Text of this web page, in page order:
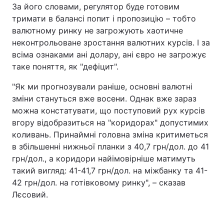
Техно і зв'язок Лайт
Зброя Інциденти
Здоров'я Туризм
Цікавинки
Екологія Регіони
Лонгріди
Відео з Youtube Статті
Інтерв'ю Думки
Архів Вакансії
За його словами, регулятор буде готовим
тримати в балансі попит і пропозицію – тобто
валютному ринку не загрожують хаотичне
неконтрольоване зростання валютних курсів. І за
всіма ознаками ані долару, ані євро не загрожує
таке поняття, як "дефіцит".
"Як ми прогнозували раніше, основні валютні
зміни стануться вже восени. Однак вже зараз
можна констатувати, що поступовий рух курсів
вгору відобразиться на "коридорах" допустимих
коливань. Принаймні головна зміна критиметься
в збільшенні нижньої планки з 40,7 грн/дол. до 41
грн/дол., а коридори найімовірніше матимуть
такий вигляд: 41-41,7 грн/дол. на міжбанку та 41-
42 грн/дол. на готівковому ринку", – сказав
Лєсовий.